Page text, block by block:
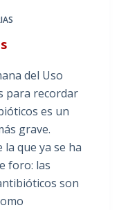
del Uso
para recordar
es un
grave.
que ya se ha
foro: las
son